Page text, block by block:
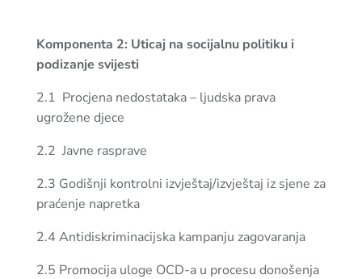
Komponenta 2: Uticaj na socijalnu politiku i
podizanje svijesti
2.1 Procjena nedostataka – ljudska prava
ugrožene djece
2.2 Javne rasprave
2.3 Godišnji kontrolni izvještaj/izvještaj iz sjene za
praćenje napretka
2.4 Antidiskriminacijska kampanju zagovaranja
2.5 Promocija uloge OCD-a u procesu donošenja